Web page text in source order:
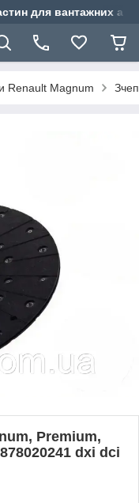
для вантажних
Renault Magnum
Premium,
dxi dci